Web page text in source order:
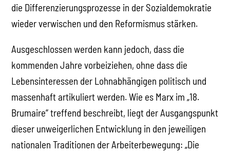
die Differenzierungsprozesse in der Sozialdemokratie
wieder verwischen und den Reformismus stärken.
Ausgeschlossen werden kann jedoch, dass die
kommenden Jahre vorbeiziehen, ohne dass die
Lebensinteressen der Lohnabhängigen politisch und
massenhaft artikuliert werden. Wie es Marx im „18.
Brumaire“ treffend beschreibt, liegt der Ausgangspunkt
dieser unweigerlichen Entwicklung in den jeweiligen
nationalen Traditionen der Arbeiterbewegung: „Die